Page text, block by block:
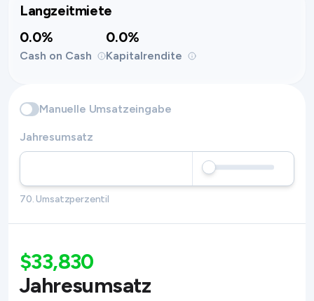
Langzeitmiete
0.0%
Cash on Cash
0.0%
Kapitalrendite
Manuelle Umsatzeingabe
Jahresumsatz
70. Umsatzperzentil
$33,830
Jahresumsatz